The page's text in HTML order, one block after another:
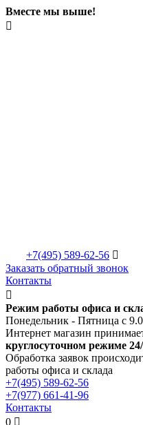
Вместе мы выше!

+7(495) 589-62-56 
Заказать обратный звонок
Контакты

Режим работы офиса и
Понедельник - Пятница с
Интернет магазин
круглосуточном режиме
Обработка заявок
работы офиса и склада
+7(495) 589-62-56
+7(977) 661-41-96
Контакты
0 